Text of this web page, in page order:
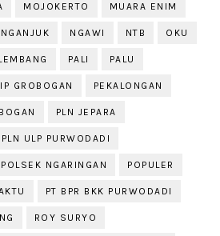
MOJOKERTO MUARA ENIM
NGANJUK NGAWI NTB OKU
PALI PALU
GROBOGAN PEKALONGAN
PLN JEPARA
PLN ULP PURWODADI
POLSEK NGARINGAN POPULER
PT BPR BKK PURWODADI
ROY SURYO